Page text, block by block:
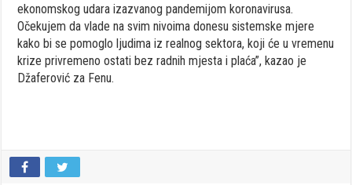
ekonomskog udara izazvanog pandemijom koronavirusa.
Očekujem da vlade na svim nivoima donesu sistemske mjere
kako bi se pomoglo ljudima iz realnog sektora, koji će u vremenu
krize privremeno ostati bez radnih mjesta i plaća”, kazao je
Džaferović za Fenu.